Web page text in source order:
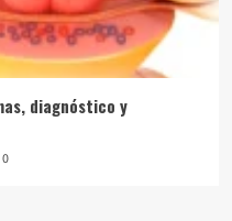
diagnóstico y
0